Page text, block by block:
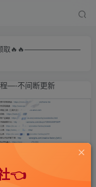
费领取🔥🔥————————
—-不间断更新
👈